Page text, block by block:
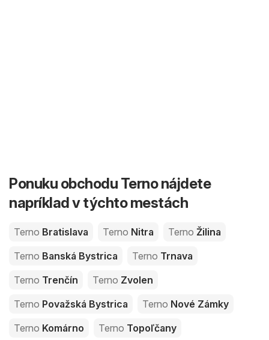
Ponuku obchodu Terno nájdete
napríklad v týchto mestách
Terno Bratislava Terno Nitra Terno Žilina
Terno Banská Bystrica Terno Trnava
Terno Trenčín Terno Zvolen
Terno Považská Bystrica Terno Nové Zámky
Terno Komárno Terno Topoľčany